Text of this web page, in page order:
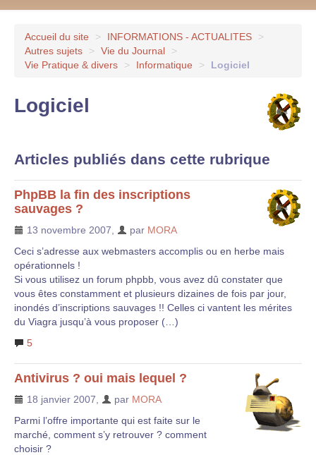
Accueil du site > INFORMATIONS - ACTUALITES
>
Autres sujets
> Vie du Journal
>
Vie Pratique & divers
> Informatique > Logiciel
Logiciel
Articles publiés dans cette rubrique
PhpBB la fin des inscriptions
sauvages ?
13 novembre 2007 par MORA
Ceci s’adresse aux webmasters accomplis ou en herbe mais
opérationnels !
Si vous utilisez un forum phpbb, vous avez dû constater que
vous êtes constamment et plusieurs dizaines de fois par jour,
inondés d’inscriptions sauvages !! Celles ci vantent les mérites
du Viagra jusqu’à vous proposer (…)
5
Antivirus ? oui mais lequel ?
18 janvier 2007 par MORA
Parmi l’offre importante qui est faite sur le
marché, comment s’y retrouver ? comment
choisir ?